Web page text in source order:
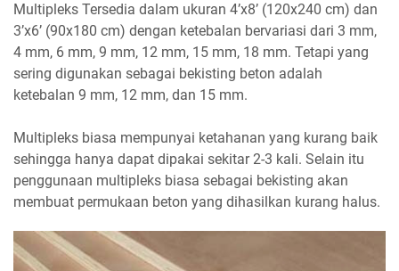
Multipleks Tersedia dalam ukuran 4’x8’ (120x240 cm) dan
3’x6’ (90x180 cm) dengan ketebalan bervariasi dari 3 mm,
4 mm, 6 mm, 9 mm, 12 mm, 15 mm, 18 mm. Tetapi yang
sering digunakan sebagai bekisting beton adalah
ketebalan 9 mm, 12 mm, dan 15 mm.
Multipleks biasa mempunyai ketahanan yang kurang baik
sehingga hanya dapat dipakai sekitar 2-3 kali. Selain itu
penggunaan multipleks biasa sebagai bekisting akan
membuat permukaan beton yang dihasilkan kurang halus.